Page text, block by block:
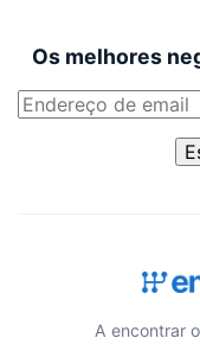
Os melhores
A encontrar